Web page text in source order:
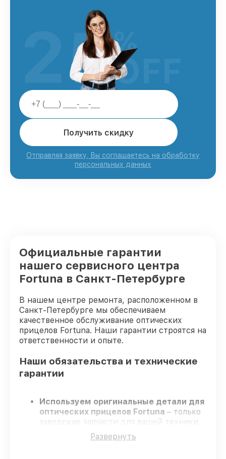
Получить скидку
Отправляя заявку, Вы соглашаетесь на обработку
персональных данных
25%
OFF
Официальные гарантии
нашего сервисного центра
Fortuna в Санкт-Петербурге
В нашем центре ремонта, расположенном в
Санкт-Петербурге мы обеспечиваем
качественное обслуживание оптических
прицелов Fortuna. Наши гарантии строятся на
ответственности и опыте.
Наши обязательства и технические
гарантии
Используем оригинальные детали для
оптических прицелов Fortuna – только
заводские запчасти для вашей техники.
Опытные мастера
регулярное обучение, что подтверждает
Развернуть